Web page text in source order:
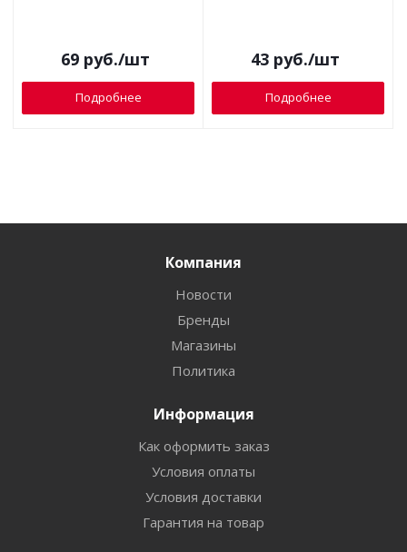
69руб./шт
Подробнее
43руб./шт
Подробнее
Компания
Новости
Бренды
Магазины
Политика
Информация
Как оформить заказ
Условия оплаты
Условия доставки
Гарантия на товар